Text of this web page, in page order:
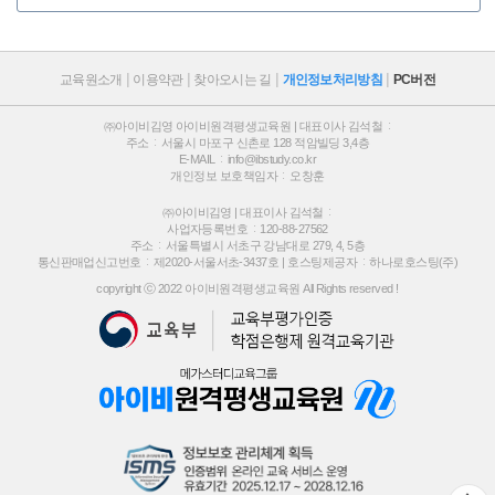
교육원소개 이용약관 찾아오시는 길 개인정보처리방침 PC버전
㈜아이비김영 아이비원격평생교육원 | 대표이사 김석철
주소
서울시 마포구 신촌로 128 적암빌딩 3,4층
E-MAIL
info@ibstudy.co.kr
개인정보 보호책임자
오창훈
㈜아이비김영 | 대표이사 김석철
사업자등록번호
120-88-27562
주소
서울특별시 서초구 강남대로 279, 4, 5층
통신판매업신고번호
제2020-서울서초-3437호 | 호스팅제공자
하나로호스팅(주)
copyright ⓒ 2022 아이비원격평생교육원 All Rights reserved !